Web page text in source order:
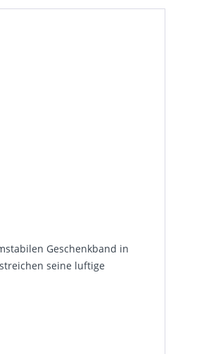
Geschenkband in
seine luftige